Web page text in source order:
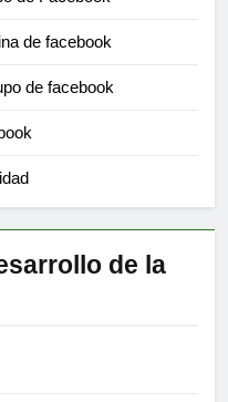
de facebook
de facebook
de la